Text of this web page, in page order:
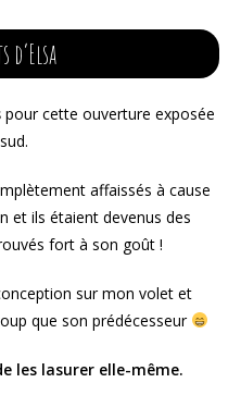
d’Elsa
pour cette ouverture exposée
affaissés à cause
et ils étaient devenus des
fort à son goût !
sur mon volet et
que son prédécesseur
les lasurer elle-même.